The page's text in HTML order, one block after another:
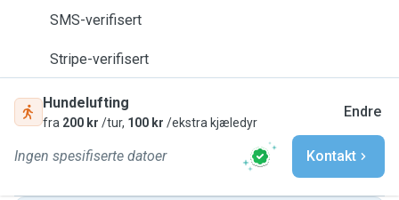
SMS-verifisert
Stripe-verifisert
Hundelufting
fra 200 kr /tur, 100 kr /ekstra kjæledyr
Endre
Ingen spesifiserte datoer Kontakt